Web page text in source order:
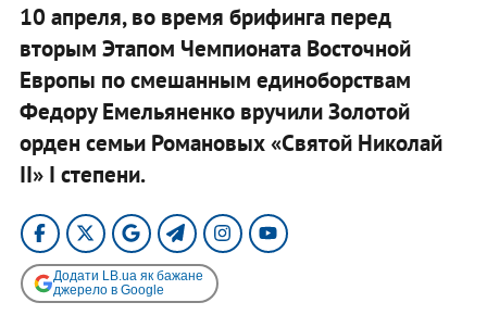
10 апреля, во время брифинга перед
вторым Этапом Чемпионата Восточной
Европы по смешанным единоборствам
Федору Емельяненко вручили Золотой
орден семьи Романовых «Святой Николай
II» I степени.
Додати LB.ua як бажане
джерело в Google